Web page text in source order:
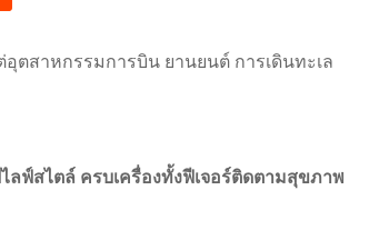
อุตสาหกรรมการบิน ยานยนต์ การเดินทะเล
ลฟ์สไตล์ ครบเครื่องทั้งฟีเจอร์ติดตามสุขภาพ